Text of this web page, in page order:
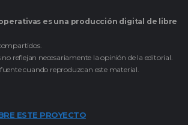
es una producción digital de libre
reflejan necesariamente la opinión de la editorial.
cuando reproduzcan este material.
ESTE PROYECTO